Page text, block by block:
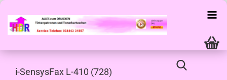
i-SensysFax L-410 (728)